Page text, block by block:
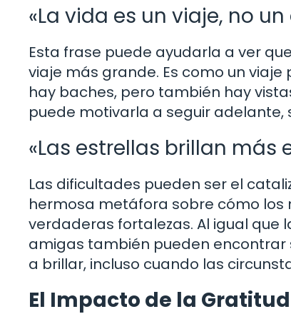
«La vida es un viaje, no un
Esta frase puede ayudarla a ver
viaje más grande. Es como un
hay baches, pero también hay
puede motivarla a seguir
«Las estrellas brillan más
Las dificultades pueden ser el
hermosa metáfora sobre cómo
verdaderas fortalezas. Al igual que
amigas también pueden encontrar
a brillar, incluso cuando las
El Impacto de la Gratitud